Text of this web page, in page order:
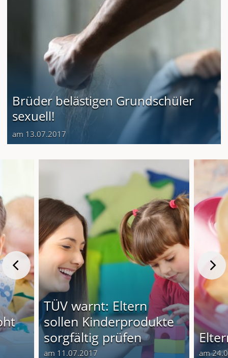
Brüder belästigen Grundschüler
sexuell!
am 13.07.2017
TÜV warnt: Eltern
sollen Kinderprodukte
sorgfältig prüfen
am 11.07.2017 am